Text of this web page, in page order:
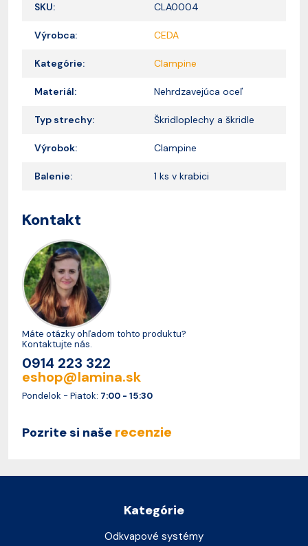
SKU: CLA0004
Výrobca: CEDA
Kategórie: Clampine
Materiál: Nehrdzavejúca oceľ
Typ strechy: Škridloplechy a škridle
Výrobok: Clampine
Balenie: 1 ks v krabici
Kontakt
Máte otázky ohľadom tohto produktu?
Kontaktujte nás.
0914 223 322
eshop@lamina.sk
Pondelok - Piatok: 7:00 - 15:30
Pozrite si naše recenzie
Kategórie
Odkvapové systémy